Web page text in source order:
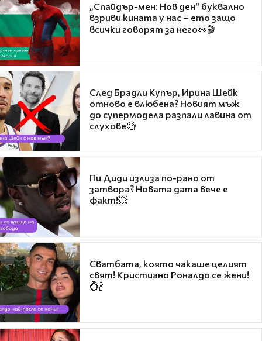
„Спайдър-мен: Нов ден“ буквално
взриви кината у нас – ето защо
всички говорят за него👀🎬
След Брадли Купър, Ирина Шейк
отново е влюбена? Новият мъж
до супермодела разпали лавина от
слухове🧐
Пи Диди излиза по-рано от
затвора? Новата дата вече е
факт!💥
Сватбата, която чакаше целият
свят! Кристиано Роналдо се жени!
💍🍾